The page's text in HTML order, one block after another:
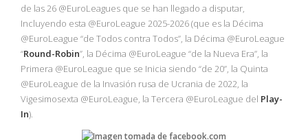
de las 26 @EuroLeagues que se han llegado a disputar,
Incluyendo esta @EuroLeague 2025-2026 (que es la Décima
@EuroLeague “de Todos contra Todos”, la Décima @EuroLeague
“Round-Robin”, la Décima @EuroLeague “de la Nueva Era”, la
Primera @EuroLeague que se Inicia siendo “de 20”, la Quinta
@EuroLeague de la Invasión rusa de Ucrania de 2022, la
Vigesimosexta @EuroLeague, la Tercera @EuroLeague del Play-
In).